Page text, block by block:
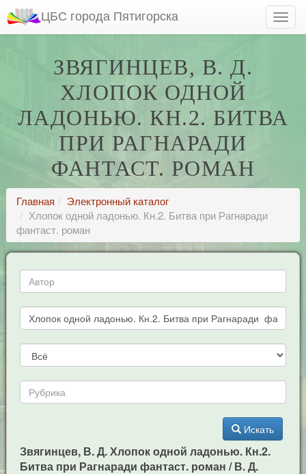
ЦБС города Пятигорска
ЗВЯГИНЦЕВ, В. Д.
ХЛОПОК ОДНОЙ
ЛАДОНЬЮ. КН.2. БИТВА
ПРИ РАГНАРАДИ
ФАНТАСТ. РОМАН
Главная
Электронный каталог
Хлопок одной ладонью. Кн.2. Битва при Рагнаради
фантаст. роман
Искать
Звягинцев, В. Д. Хлопок одной ладонью. Кн.2.
Битва при Рагнаради фантаст. роман / В. Д.